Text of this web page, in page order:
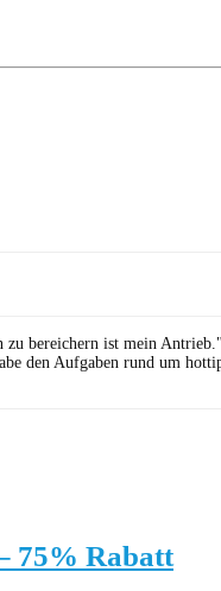
zu bereichern ist mein
den Aufgaben rund um
75% Rabatt